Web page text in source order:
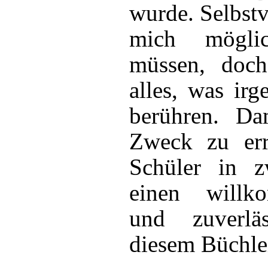
wurde.
mich
müssen,
alles, was
berühren.
Zweck zu
Schüler in
einen
und
diesem